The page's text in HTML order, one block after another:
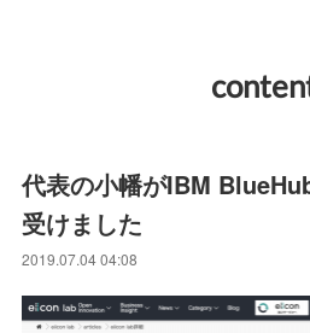
代表の小幡がIBM
受けました
2019.07.04 04:08